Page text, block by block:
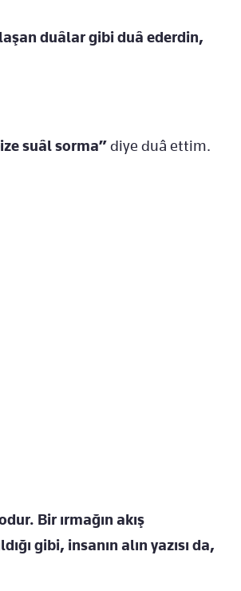
duâlar gibi duâ ederdin,
suâl sorma”diye duâ ettim.
Bir ırmağın akış
gibi, insanın alın yazısı da,